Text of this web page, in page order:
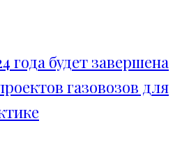
года будет завершена
газовозов для